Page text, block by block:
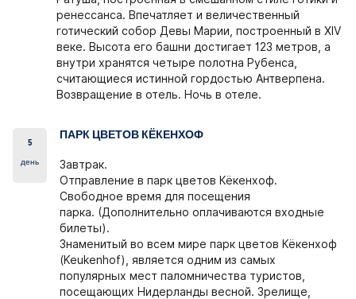
ренессанса. Впечатляет и величественный
готический собор Девы Марии, построенный в XIV
веке. Высота его башни достигает 123 метров, а
внутри хранятся четыре полотна Рубенса,
считающиеся истинной гордостью Антверпена.
Возвращение в отель. Ночь в отеле.
5
день
ПАРК ЦВЕТОВ КЁКЕНХОФ
Завтрак.
Отправление в парк цветов Кёкенхоф.
Свободное время для посещения
парка. (Дополнительно оплачиваются входные
билеты).
Знаменитый во всем мире парк цветов Кёкенхоф
(Keukenhof), является одним из самых
популярных мест паломничества туристов,
посещающих Нидерланды весной. Зрелище,